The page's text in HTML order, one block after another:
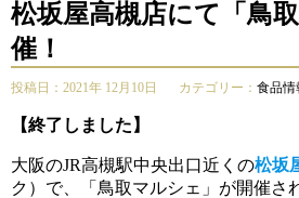
松坂屋高槻店にて「鳥
催！
投稿日：2021年 12月10日 カテゴリー： 食品情
【終了しました】
大阪のJR高槻駅中央出口近くの松坂
ク）で、「鳥取マルシェ」が開催さ